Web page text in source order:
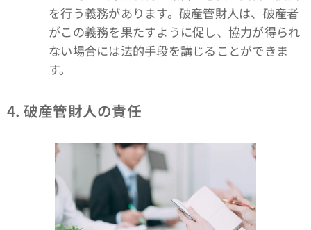
を行う義務があります。破産管財人は、破産者
がこの義務を果たすように促し、協力が得られ
ない場合には法的手段を講じることができま
す。
4. 破産管財人の責任